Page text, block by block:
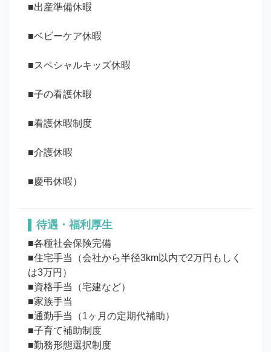
■出産準備休暇
■ベビーケア休暇
■スペシャルキッズ休暇
■子の看護休暇
■看護休暇制度
■介護休暇
待遇・福利厚生
■各種社会保険完備
■住宅手当（会社から半径3km以内で2万円もしく
は3万円）
■資格手当（宅建など）
■家族手当
■通勤手当（1ヶ月の定期代補助）
■子育て補助制度
■勤務形態選択制度